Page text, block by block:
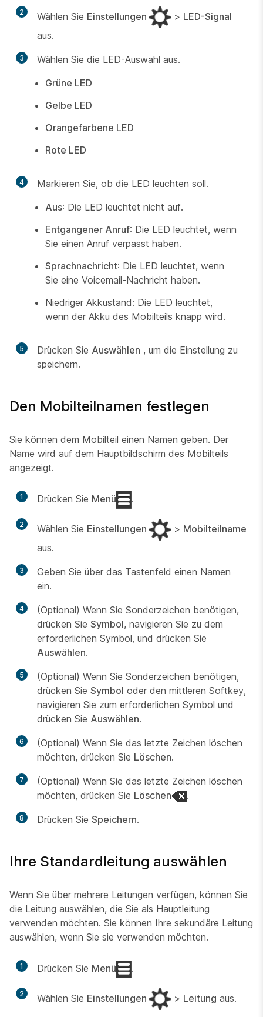
2 Wählen Sie Einstellungen > LED-Signal
aus.
3
Wählen Sie die LED-Auswahl aus.
Grüne LED
Gelbe LED
Orangefarbene LED
Rote LED
4
Markieren Sie, ob die LED leuchten soll.
Aus: Die LED leuchtet nicht auf.
Entgangener Anruf: Die LED leuchtet, wenn
Sie einen Anruf verpasst haben.
Sprachnachricht: Die LED leuchtet, wenn
Sie eine Voicemail-Nachricht haben.
Niedriger Akkustand: Die LED leuchtet,
wenn der Akku des Mobilteils knapp wird.
5 Drücken Sie Auswählen , um die Einstellung zu
speichern.
Den Mobilteilnamen festlegen
Sie können dem Mobilteil einen Namen geben. Der
Name wird auf dem Hauptbildschirm des Mobilteils
angezeigt.
1 Drücken Sie Menü .
2 Wählen Sie Einstellungen > Mobilteilname
aus.
3
Geben Sie über das Tastenfeld einen Namen
ein.
4
(Optional) Wenn Sie Sonderzeichen benötigen,
drücken Sie Symbol, navigieren Sie zu dem
erforderlichen Symbol, und drücken Sie
Auswählen.
5
(Optional) Wenn Sie Sonderzeichen benötigen,
drücken Sie Symbol oder den mittleren Softkey,
navigieren Sie zum erforderlichen Symbol und
drücken Sie Auswählen.
6
(Optional) Wenn Sie das letzte Zeichen löschen
möchten, drücken Sie Löschen.
7
(Optional) Wenn Sie das letzte Zeichen löschen
möchten, drücken Sie Löschen .
8 Drücken Sie Speichern.
Ihre Standardleitung auswählen
Wenn Sie über mehrere Leitungen verfügen, können Sie
die Leitung auswählen, die Sie als Hauptleitung
verwenden möchten. Sie können Ihre sekundäre Leitung
auswählen, wenn Sie sie verwenden möchten.
1 Drücken Sie Menü .
2 Wählen Sie Einstellungen > Leitung aus.